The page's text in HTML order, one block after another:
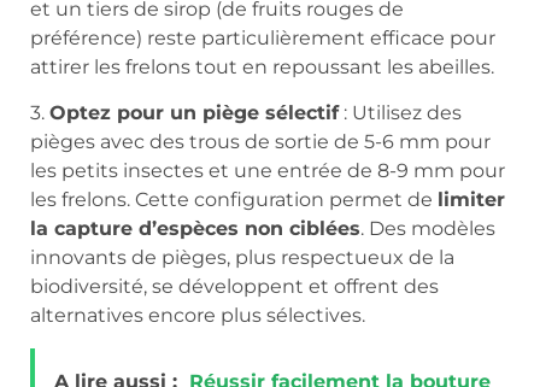
et un tiers de sirop (de fruits rouges de
préférence) reste particulièrement efficace pour
attirer les frelons tout en repoussant les abeilles.
3. Optez pour un piège sélectif: Utilisez des
pièges avec des trous de sortie de 5-6 mm pour
les petits insectes et une entrée de 8-9 mm pour
les frelons. Cette configuration permet de limiter
la capture d’espèces non ciblées. Des modèles
innovants de pièges, plus respectueux de la
biodiversité, se développent et offrent des
alternatives encore plus sélectives.
A lire aussi : Réussir facilement la bouture